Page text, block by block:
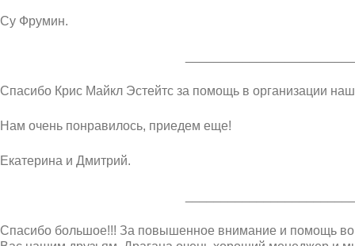
Су Фрумин.
Спасибо Крис Майкл Эстейтс за помощь в организации
Нам очень понравилось, приедeм еще!
Екатерина и Дмитрий.
Спасибо большое!!! За повышенное внимание и помощь во